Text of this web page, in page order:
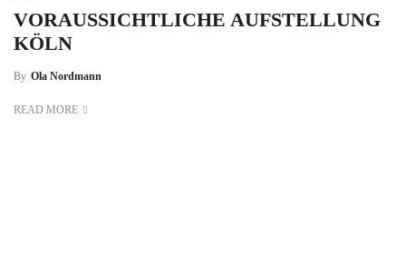
VORAUSSICHTLICHE AUFSTELLUNG
KÖLN
By Ola Nordmann
READ MORE